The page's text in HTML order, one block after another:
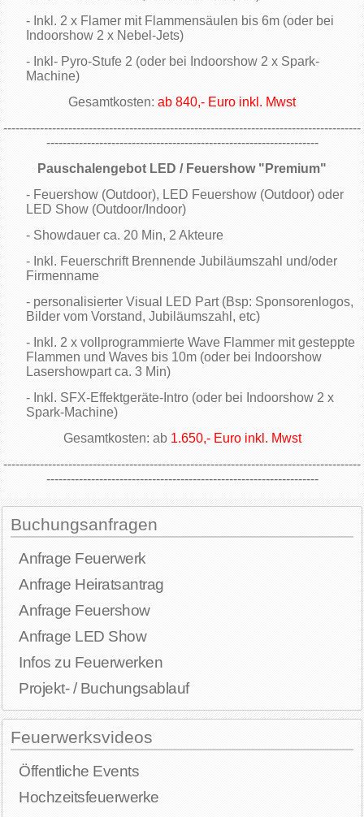
- Inkl. 2 x Flamer mit Flammensäulen bis 6m (oder bei
Indoorshow 2 x Nebel-Jets)
- Inkl- Pyro-Stufe 2 (oder bei Indoorshow 2 x Spark-
Machine)
Gesamtkosten: ab 840,- Euro inkl. Mwst
----------------------------------------------------------------------------------------
-------------------------------------------------------------------
Pauschalengebot LED / Feuershow "Premium"
- Feuershow (Outdoor), LED Feuershow (Outdoor) oder
LED Show (Outdoor/Indoor)
- Showdauer ca. 20 Min, 2 Akteure
- Inkl. Feuerschrift Brennende Jubiläumszahl und/oder
Firmenname
- personalisierter Visual LED Part (Bsp: Sponsorenlogos,
Bilder vom Vorstand, Jubiläumszahl, etc)
- Inkl. 2 x vollprogrammierte Wave Flammer mit gesteppte
Flammen und Waves bis 10m (oder bei Indoorshow
Lasershowpart ca. 3 Min)
- Inkl. SFX-Effektgeräte-Intro (oder bei Indoorshow 2 x
Spark-Machine)
Gesamtkosten: ab 1.650,- Euro inkl. Mwst
----------------------------------------------------------------------------------------
-------------------------------------------------------------------
Buchungsanfragen
Anfrage Feuerwerk
Anfrage Heiratsantrag
Anfrage Feuershow
Anfrage LED Show
Infos zu Feuerwerken
Projekt- / Buchungsablauf
Feuerwerksvideos
Öffentliche Events
Hochzeitsfeuerwerke